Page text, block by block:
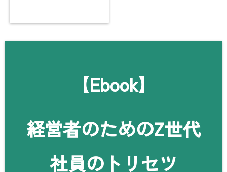
【Ebook】
経営者のためのZ世代
社員のトリセツ